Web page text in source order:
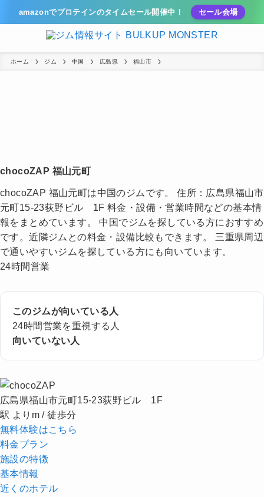
amazonでプロテインのタイムセール開催中！ セール会場
ホーム ジム 中国 広島県 福山市
chocoZAP 福山元町
chocoZAP 福山元町は中国のジムです。 住所：広島県福山市
元町15-23荻野ビル 1F 料金・設備・営業時間などの基本情
報をまとめています。 中国でジムを探している方におすすめ
です。近隣ジムとの料金・設備比較もできます。 三重県周辺
で通いやすいジムを探している方にも向いています。
24時間営業
このジムが向いている人
24時間営業を重視する人
向いていない人
広島県福山市元町15-23荻野ビル 1F
駅 よりm / 徒歩分
無料体験はこちら
料金プラン
施設の特徴
基本情報
近くのホテル